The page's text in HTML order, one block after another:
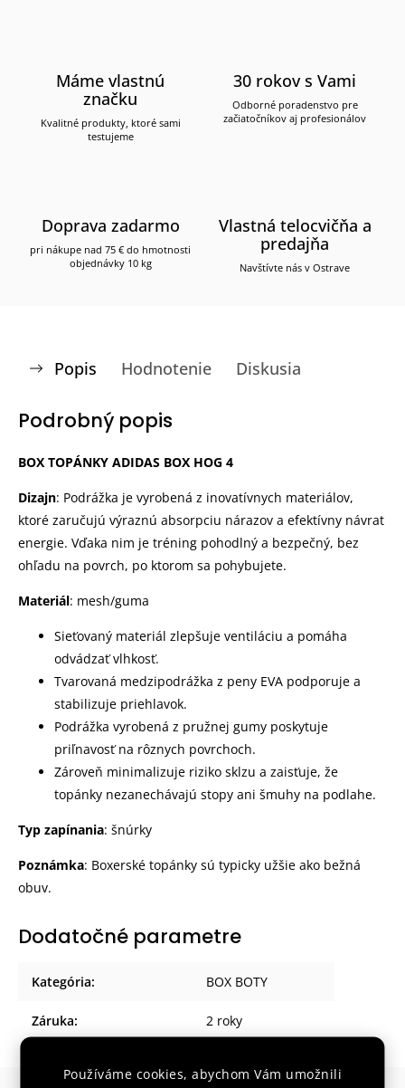
Používáme cookies, abychom Vám umožnili
Máme vlastnú
značku
Kvalitné produkty, ktoré sami
testujeme
30 rokov s Vami
Odborné poradenstvo pre
začiatočníkov aj profesionálov
Doprava zadarmo
pri nákupe nad 75 € do hmotnosti
objednávky 10 kg
Vlastná telocvičňa a
predajňa
Navštívte nás v Ostrave
Popis Hodnotenie Diskusia
Podrobný popis
BOX TOPÁNKY ADIDAS BOX HOG 4
Dizajn: Podrážka je vyrobená z inovatívnych materiálov,
ktoré zaručujú výraznú absorpciu nárazov a efektívny návrat
energie. Vďaka nim je tréning pohodlný a bezpečný, bez
ohľadu na povrch, po ktorom sa pohybujete.
Materiál: mesh/guma
Sieťovaný materiál zlepšuje ventiláciu a pomáha
odvádzať vlhkosť.
Tvarovaná medzipodrážka z peny EVA podporuje a
stabilizuje priehlavok.
Podrážka vyrobená z pružnej gumy poskytuje
priľnavosť na rôznych povrchoch.
Zároveň minimalizuje riziko sklzu a zaisťuje, že
topánky nezanechávajú stopy ani šmuhy na podlahe.
Typ zapínania: šnúrky
Poznámka: Boxerské topánky sú typicky užšie ako bežná
obuv.
Dodatočné parametre
Kategória: BOX BOTY
Záruka: 2 roky